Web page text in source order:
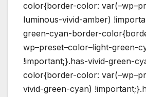
color{border-color:
luminous-vivid-amber)
green-cyan-border-
wp–preset–color–light-green-
!important;}.has-vivid-green-
color{border-color:
vivid-green-cyan)